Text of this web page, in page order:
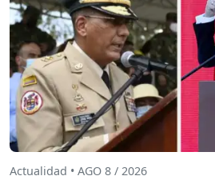
Actualidad • AGO 8 / 2026